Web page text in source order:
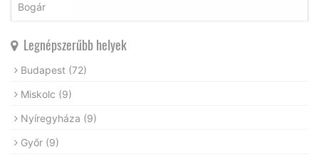
Legnépszerűbb helyek
Budapest (72)
Miskolc (9)
Nyíregyháza (9)
Győr (9)